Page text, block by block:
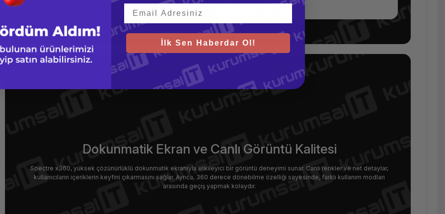
Dokunmatik Ekran ve Canlı Görüntü Kalitesi
Spectre x360, yüksek çözünürlüklü dokunmatik ekranıyla etkileyici bir görüntü deneyimi sunar. Canlı renkler ve net detaylar,
kullanıcıların içeriklerin keyfini çıkarmasını sağlar. Ayrıca, 360 derece dönebilme özelliği sayesinde, farklı kullanım modları
arasında geçiş yapmak kolaydır.
İlk Sen Haberdar Ol!